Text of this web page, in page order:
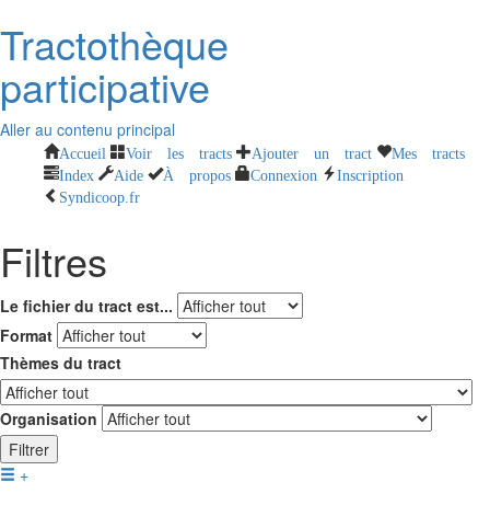
Tractothèque
participative
Aller au contenu principal
Accueil Voir les tracts Ajouter un tract
Mes tracts
Index
Aide À propos Connexion
Inscription
Syndicoop.fr
Filtres
Le fichier du tract est...
Format
Thèmes du tract
Organisation
Filtrer
+